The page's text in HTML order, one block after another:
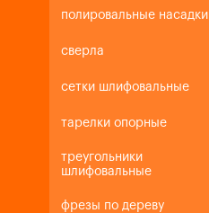
полировальные насадки
сверла
сетки шлифовальные
тарелки опорные
треугольники
шлифовальные
фрезы по дереву